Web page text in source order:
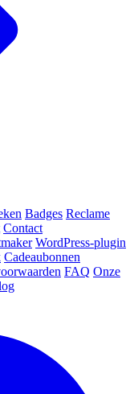
Badges Reclame
Contact
WordPress-plugin
Cadeaubonnen
FAQ Onze